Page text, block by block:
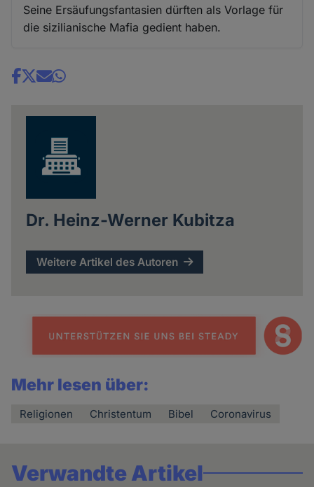
Seine Ersäufungsfantasien dürften als Vorlage für
die sizilianische Mafia gedient haben.
Share
Dr. Heinz-Werner Kubitza
Weitere Artikel des Autoren
Mehr lesen über:
Religionen Christentum Bibel Coronavirus
Verwandte Artikel